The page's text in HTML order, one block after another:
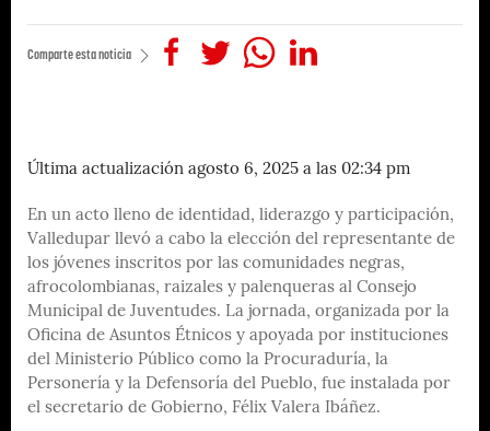
Comparte esta noticia
Última actualización agosto 6, 2025 a las 02:34 pm
En un acto lleno de identidad, liderazgo y participación,
Valledupar llevó a cabo la elección del representante de
los jóvenes inscritos por las comunidades negras,
afrocolombianas, raizales y palenqueras al Consejo
Municipal de Juventudes. La jornada, organizada por la
Oficina de Asuntos Étnicos y apoyada por instituciones
del Ministerio Público como la Procuraduría, la
Personería y la Defensoría del Pueblo, fue instalada por
el secretario de Gobierno, Félix Valera Ibáñez.